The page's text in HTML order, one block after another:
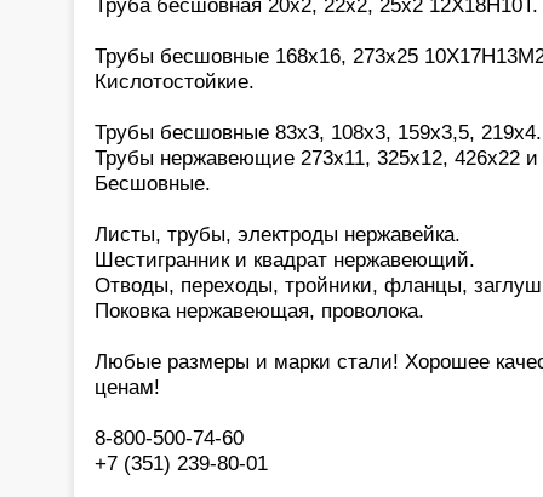
Трубы бесшовные 168х16, 273х25
Кислотостойкие.
Трубы бесшовные 83х3, 108х3, 159х3,5,
Трубы нержавеющие 273х11, 325х12, 426х22 и
Бесшовные.
Листы, трубы, электроды нержавейка.
Шестигранник и квадрат нержавеющий.
Отводы, переходы, тройники, фланцы,
Поковка нержавеющая, проволока.
Любые размеры и марки стали! Хорошее
ценам!
8-800-500-74-60
+7 (351) 239-80-01